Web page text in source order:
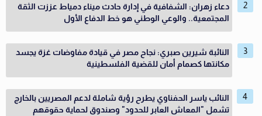
دعاء زهران: الشفافية في إدارة حادث ميناء دمياط عززت الثقة
المجتمعية.. والوعي الوطني هو خط الدفاع الأول
النائبة شيرين صبري: نجاح مصر في قيادة مفاوضات غزة يجسد
مكانتها كصمام أمان للقضية الفلسطينية
النائب ياسر الحفناوي يطرح رؤية شاملة لدعم المصريين بالخارج
تشمل "المعاش العابر للحدود" وصندوق لحماية حقوقهم